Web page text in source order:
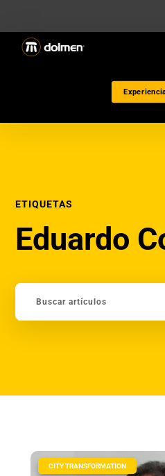
ETIQUETAS
Eduardo
CITY TRANSFORMATION